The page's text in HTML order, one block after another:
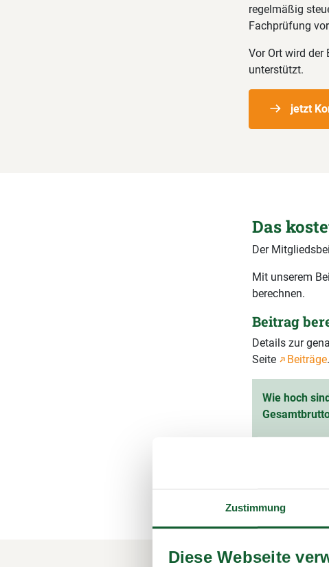
Zustimmung
Diese Webseite
regelmäßig
Fachprüfung
Vor Ort wird der
unterstützt.
jetzt
Das
Der
Mit unserem
berechnen.
Beitrag
Details zur
Seite
Beiträge
Wie hoch